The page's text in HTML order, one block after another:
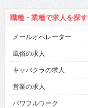
職種・業種で求人を探す
メールオペレーター
風俗の求人
キャバクラの求人
営業の求人
パワフルワーク